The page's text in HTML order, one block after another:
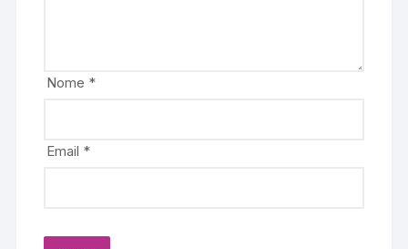
Nome *
Email *